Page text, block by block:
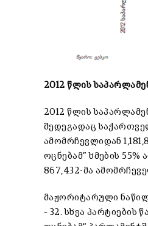
2012 წლის
2012 წლის
შედეგადაც
ამომრჩევლიდან
ოცნებამ” ხმების
867,432-მა
მაჟორიტარული
– 32. სხვა